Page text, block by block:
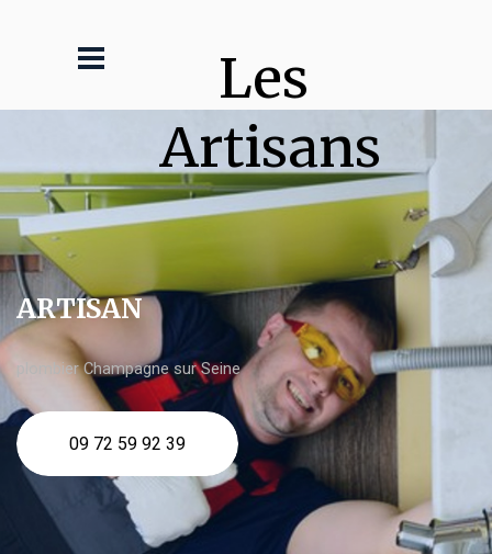
Les
Artisans
ARTISAN
plombier Champagne sur Seine
09 72 59 92 39